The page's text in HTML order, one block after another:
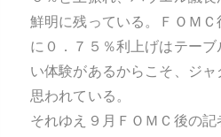
鮮明に残っている。ＦＯＭ
に０．７５％利上げはテー
い体験があるからこそ、ジ
思われている。
それゆえ９月ＦＯＭＣ後の